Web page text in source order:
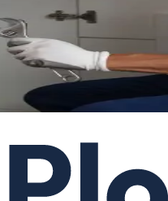
dans les lotissements